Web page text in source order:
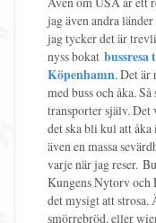
jag även andra
jag tycker det är
nyss bokat
Köpenhamn. Det är
med buss och åka.
transporter själv. Det
det ska bli kul att åka
även en massa
varje när jag reser.
Kungens Nytorv och
det mysigt att strosa.
smörrebröd, eller